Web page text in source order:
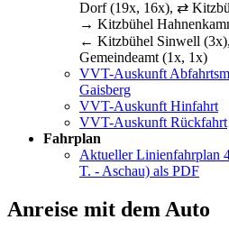
Dorf (19x, 16x), ⇄
→ Kitzbühel
← Kitzbühel Sinwell
Gemeindeamt (1x, 1x)
VVT-Auskunft
Gaisberg
VVT-Auskunft Hinfahrt
VVT-Auskunft Rückfahrt
Fahrplan
Aktueller Linienfahrplan
T. - Aschau) als PDF
Anreise mit dem Auto